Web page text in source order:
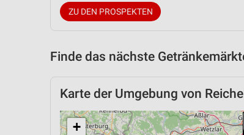
ZU DEN PROSPEKTEN
Finde das nächste
Karte der Umgebung von
+